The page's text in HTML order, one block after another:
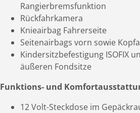
Rangierbremsfunktion
Rückfahrkamera
Knieairbag Fahrerseite
Seitenairbags vorn sowie
Kindersitzbefestigung ISOFIX
äußeren Fondsitze
Funktions- und
12 Volt-Steckdose im